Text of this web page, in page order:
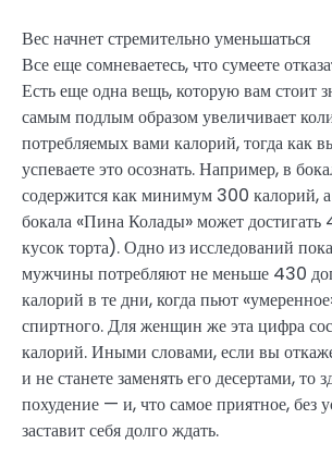
Вес начнет стремительно уменьшаться
Все еще сомневаетесь, что сумеете
Есть еще одна вещь, которую вам стоит
самым подлым образом увеличивает
потребляемых вами калорий, тогда как
успеваете это осознать. Например, в
содержится как минимум 300 калорий, а
бокала «Пина Колады» может
кусок торта). Одно из исследований
мужчины потребляют не меньше 430
калорий в те дни, когда пьют
спиртного. Для женщин же эта цифра
калорий. Иными словами, если вы
и не станете заменять его десертами, то
похудение — и, что самое приятное, без
заставит себя долго ждать.